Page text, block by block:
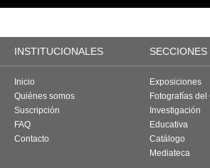
INSTITUCIONALES SECCIONES
Inicio
Quiénes somos
Suscripción
FAQ
Contacto
Exposiciones
Fotografías del
Investigación
Educativa
Catálogo
Mediateca